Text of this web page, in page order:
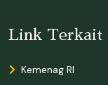
Link Terkait
Kemenag RI